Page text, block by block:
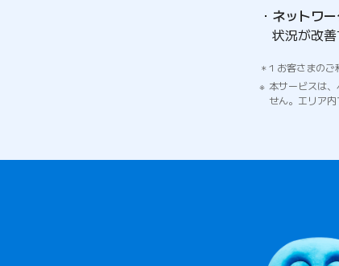
ネットワ
状況が改
1 お客さまのご
本サービスは
せん。エリア